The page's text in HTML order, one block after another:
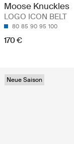
Moose Knuckles
LOGO ICON BELT
80 85 90 95 100
170 €
Neue Saison